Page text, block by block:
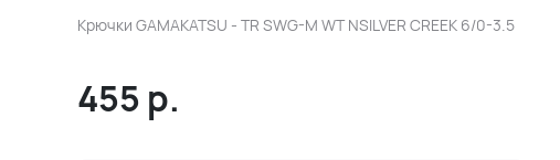
Крючки GAMAKATSU - TR SWG-M WT NSILVER CREEK 6/0-3.5
455 р.